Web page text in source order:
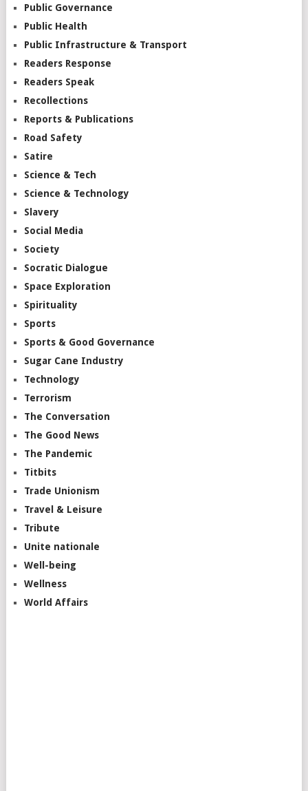
Public Governance
Public Health
Public Infrastructure & Transport
Readers Response
Readers Speak
Recollections
Reports & Publications
Road Safety
Satire
Science & Tech
Science & Technology
Slavery
Social Media
Society
Socratic Dialogue
Space Exploration
Spirituality
Sports
Sports & Good Governance
Sugar Cane Industry
Technology
Terrorism
The Conversation
The Good News
The Pandemic
Titbits
Trade Unionism
Travel & Leisure
Tribute
Unite nationale
Well-being
Wellness
World Affairs